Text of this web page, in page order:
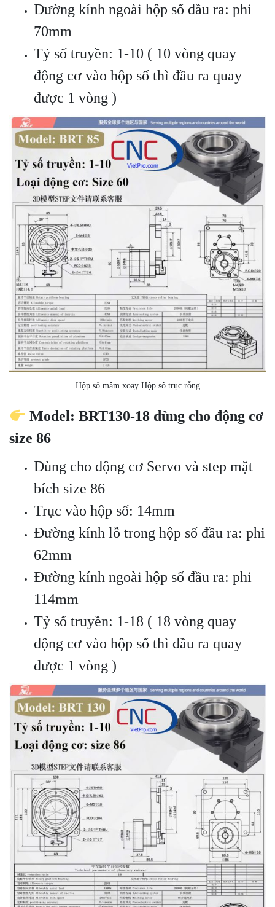
Đường kính ngoài hộp số đầu ra: phi
70mm
Tỷ số truyền: 1-10 ( 10 vòng quay
động cơ vào hộp số thì đầu ra quay
được 1 vòng )
Hộp số mâm xoay Hộp số trục rỗng
Model: BRT130-18 dùng cho động cơ
size 86
Dùng cho động cơ Servo và step mặt
bích size 86
Trục vào hộp số: 14mm
Đường kính lỗ trong hộp số đầu ra: phi
62mm
Đường kính ngoài hộp số đầu ra: phi
114mm
Tỷ số truyền: 1-18 ( 18 vòng quay
động cơ vào hộp số thì đầu ra quay
được 1 vòng )